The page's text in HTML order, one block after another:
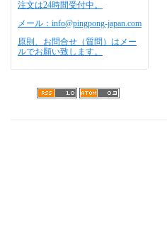
注文は24時間受付中。
メール：info@pingpong-japan.com
原則、お問合せ（質問）はメー
ルでお願い致します。